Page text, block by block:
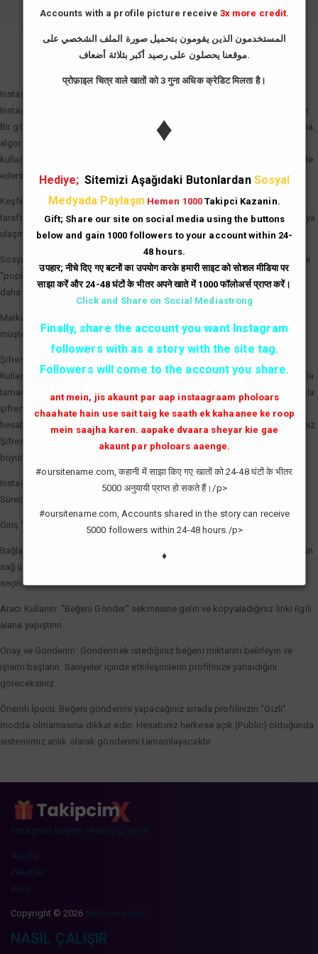
GIRIŞ YAP
Instagram Beğeni Hilesi Neden Önemli?
Instagram algoritması "etkileşim hızı" (engagement rate) prensibiyle çalışır.
Bir gönderi paylaşıldıktan sonraki ilk dakikalarda ne kadar çok beğeni alırsa,
algoritma bu içeriği "değerli" olarak tanımlar. Instagram beğeni hilesi
kullanarak gönderilerinize bu ilk ivmeyi kazandırdığınızda şu avantajları elde
edersiniz:
Keşfet (Explore) Etkisi: Beğeni sayısı hızla artan gönderiler, Instagram
tarafından Keşfet sayfasına taşınır. Bu da binlerce yeni ve organik kullanıcıya
ulaşmanız demektir.
Sosyal Kanıt (Social Proof): Çok beğenilen bir gönderi, kullanıcılar üzerinde
"popüler ve güvenilir" imajı yaratır. İnsanlar, beğenisi yüksek olan içerikleri
daha dikkatli inceleme eğilimindedir.
Marka Prestiji: İşletme hesapları için yüksek beğeni sayıları, potansiyel
müşterilere markanın aktif ve tercih edilen bir marka olduğunu kanıtlar.
Şifresiz ve Güvenli Beğeni Artırma
Kullanıcıların en büyük çekincesi olan hesap güvenliği, profesyonel araçlarla
tamamen çözülmüştür. Kaliteli bir Instagram beğeni hilesi servisi sizden asla
şifrenizi talep etmez. Sadece gönderinizin linkini (bağlantısını) kullanarak,
hesabınızın güvenliğini tehlikeye atmadan etkileşim sayılarınızı artırabilirsiniz.
Şifresiz işlem, hesabınızın spam olarak işaretlenmesini önler ve doğal bir
büyüme görünümü sağlar.
Instagram Beğeni Hilesi Nasıl Yapılır?
Süreci en verimli şekilde yönetmek için şu basit adımları izleyebilirsiniz:
Giriş Yapın: Sisteme giriş yaparak saatlik yenilenen kredilerinizi aktif edin.
Bağlantıyı Kopyalayın: Beğeni göndermek istediğiniz fotoğraf veya videonun
sağ üst köşesindeki üç noktaya tıklayarak "Bağlantıyı Kopyala" seçeneğini
seçin.
Aracı Kullanın: "Beğeni Gönder" sekmesine gelin ve kopyaladığınız linki ilgili
alana yapıştırın.
Onay ve Gönderim: Göndermek istediğiniz beğeni miktarını belirleyin ve
işlemi başlatın. Saniyeler içinde etkileşimlerin profilinize yansıdığını
göreceksiniz.
Önemli İpucu: Beğeni gönderimi yapacağınız sırada profilinizin "Gizli"
modda olmamasına dikkat edin. Hesabınız herkese açık (Public) olduğunda
sistemimiz anlık olarak gönderimi tamamlayacaktır.
instagram beğeni ve takipçi sitesi
Araçlar
Paketler
Blog
Copyright © 2026 takipcimx.com
NASIL ÇALIŞIR
Accounts with a profile picture receive 3x more credit.
المستخدمون الذين يقومون بتحميل صورة الملف الشخصي على
موقعنا يحصلون على رصيد أكبر بثلاثة أضعاف.
प्रोफ़ाइल चित्र वाले खातों को 3 गुना अधिक क्रेडिट मिलता है।
♦
Hediye; Sitemizi Aşağıdaki Butonlardan Sosyal
Medyada Paylaşın Hemen 1000 Takipci Kazanin.
Gift; Share our site on social media using the buttons
below and gain 1000 followers to your account within 24-
48 hours.
उपहार; नीचे दिए गए बटनों का उपयोग करके हमारी साइट को सोशल मीडिया पर
साझा करें और 24-48 घंटों के भीतर अपने खाते में 1000 फॉलोअर्स प्राप्त करें।
Click and Share on Social Mediastrong
Finally, share the account you want Instagram
followers with as a story with the site tag.
Followers will come to the account you share.
ant mein, jis akaunt par aap instaagraam pholoars
chaahate hain use sait taig ke saath ek kahaanee ke roop
mein saajha karen. aapake dvaara sheyar kie gae
akaunt par pholoars aaenge.
#oursitename.com, कहानी में साझा किए गए खातों को 24-48 घंटों के भीतर
5000 अनुयायी प्राप्त हो सकते हैं।/p>
#oursitename.com, Accounts shared in the story can receive
5000 followers within 24-48 hours./p>
♦